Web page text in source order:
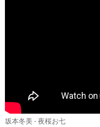
坂本冬美 - 夜桜お七